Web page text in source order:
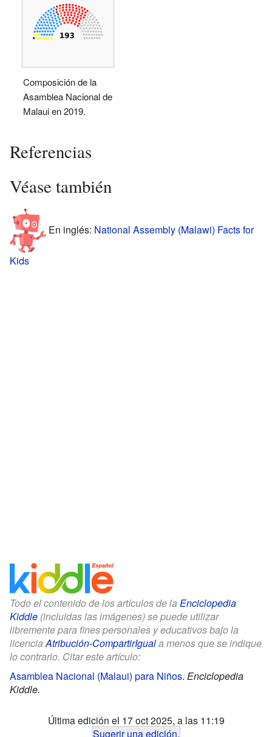
Composición de la
Asamblea Nacional de
Malaui en 2019.
Referencias
Véase también
En inglés: National Assembly (Malawi) Facts for
Kids
Todo el contenido de los artículos de la Enciclopedia
Kiddle (incluidas las imágenes) se puede utilizar
libremente para fines personales y educativos bajo la
licenciaAtribución-CompartirIguala menos que se indique
lo contrario. Citar este artículo:
Asamblea Nacional (Malaui) para Niños. Enciclopedia
Kiddle.
Última edición el 17 oct 2025, a las 11:19
Sugerir una edición.